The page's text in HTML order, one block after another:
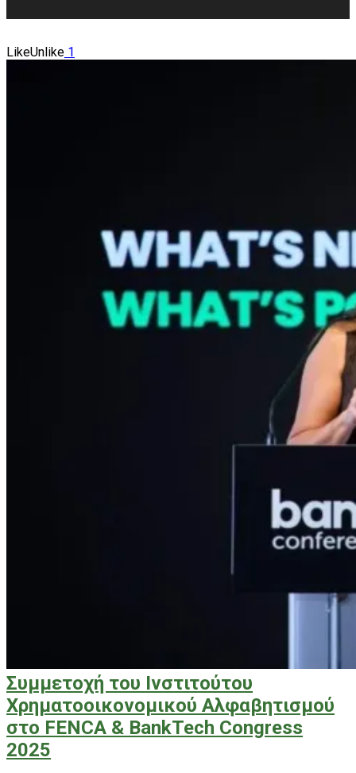
LikeUnlike 1
Συμμετοχή του Ινστιτούτου
Χρηματοοικονομικού Αλφαβητισμού
στο FENCA & BankTech Congress
2025